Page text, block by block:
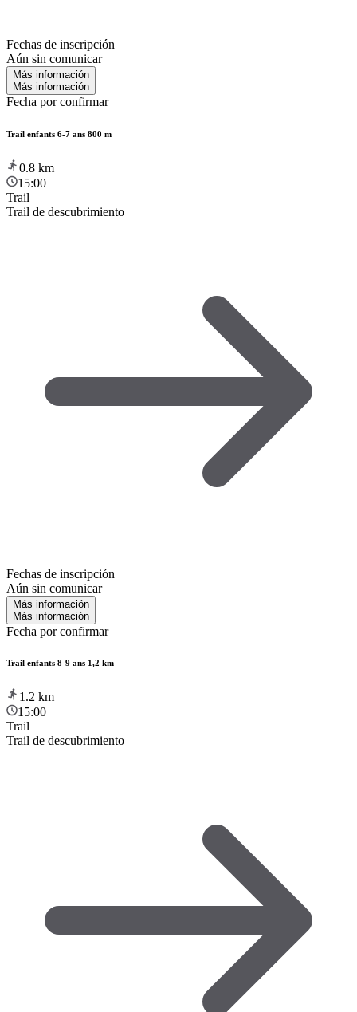
Fechas de inscripción
Aún sin comunicar
Más información
Más información
Fecha por confirmar
Trail enfants 6-7 ans 800 m
0.8 km
15:00
Trail
Trail de descubrimiento
Fechas de inscripción
Aún sin comunicar
Más información
Más información
Fecha por confirmar
Trail enfants 8-9 ans 1,2 km
1.2 km
15:00
Trail
Trail de descubrimiento